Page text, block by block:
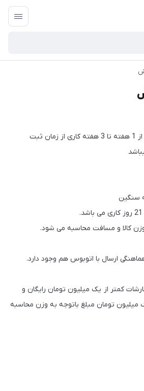
مدت زمان ارسال و تحویل از 1 هفته تا 3 هفته کاری از زمان ثبت
سنگین
وزن کالا و مسافت محاسبه می شود.
ارسال با اتوبوس هم وجود دارد.
کمتر از یک میلیون تومان رایگان و
میلیون تومان مبلغ باتوجه به وزن محاسبه